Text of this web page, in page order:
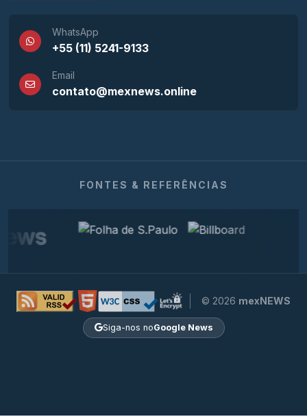
WhatsApp
+55 (11) 5241-9133
Email
contato@mexnews.online
FONTES & REFERÊNCIAS
© 2026 mexNEWS
Siga-nos noGoogle News